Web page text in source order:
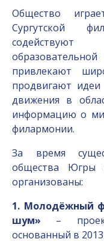
Общество
Сургутской
привлекают
продвигают идеи
движения в
информацию о
филармонии.
За время
общества Югры
организованы:
1. Молодёжный
шум» –
основанный в 2013